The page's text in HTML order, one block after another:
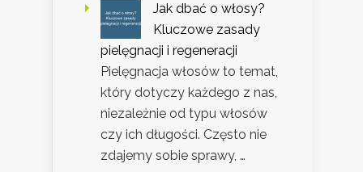
Jak dbać o włosy?
Kluczowe zasady
pielęgnacji i regeneracji
Pielęgnacja włosów to temat,
który dotyczy każdego z nas,
niezależnie od typu włosów
czy ich długości. Często nie
zdajemy sobie sprawy, …